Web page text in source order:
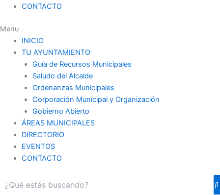
CONTACTO
Menu
INICIO
TU AYUNTAMIENTO
Guía de Recursos Municipales
Saludo del Alcalde
Ordenanzas Municipales
Corporación Municipal y Organización
Gobierno Abierto
ÁREAS MUNICIPALES
DIRECTORIO
EVENTOS
CONTACTO